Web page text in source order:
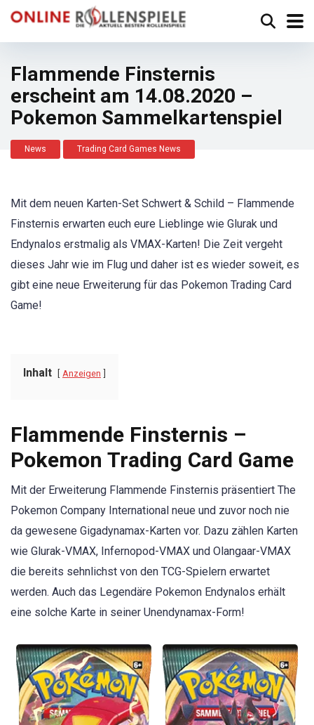
Flammende Finsternis
erscheint am 14.08.2020 –
Pokemon Sammelkartenspiel
News Trading Card Games News
Mit dem neuen Karten-Set Schwert & Schild – Flammende
Finsternis erwarten euch eure Lieblinge wie Glurak und
Endynalos erstmalig als VMAX-Karten! Die Zeit vergeht
dieses Jahr wie im Flug und daher ist es wieder soweit, es
gibt eine neue Erweiterung für das Pokemon Trading Card
Game!
Inhalt Anzeigen
Flammende Finsternis –
Pokemon Trading Card Game
Mit der Erweiterung Flammende Finsternis präsentiert The
Pokemon Company International neue und zuvor noch nie
da gewesene Gigadynamax-Karten vor. Dazu zählen Karten
wie Glurak-VMAX, Infernopod-VMAX und Olangaar-VMAX
die bereits sehnlichst von den TCG-Spielern erwartet
werden. Auch das Legendäre Pokemon Endynalos erhält
eine solche Karte in seiner Unendynamax-Form!